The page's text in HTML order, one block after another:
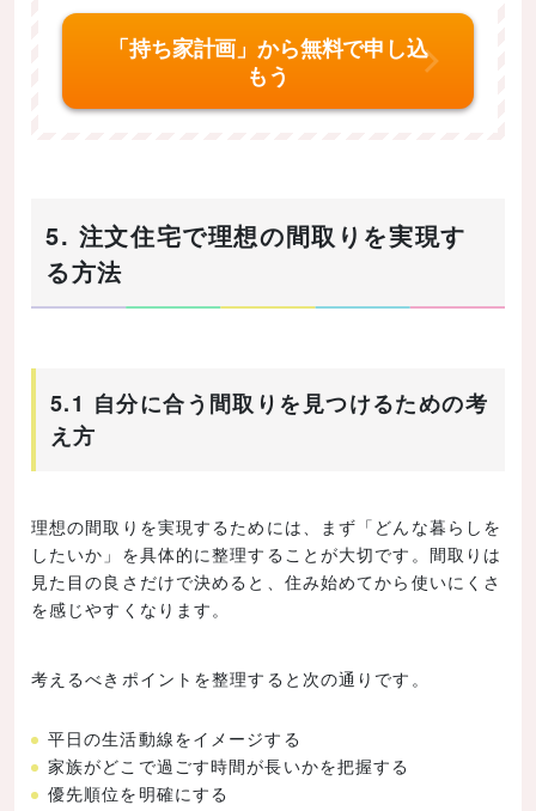
「持ち家計画」から無料で申し込
もう
5. 注文住宅で理想の間取りを実現す
る方法
5.1 自分に合う間取りを見つけるための考
え方
理想の間取りを実現するためには、まず「どんな暮らしを
したいか」を具体的に整理することが大切です。間取りは
見た目の良さだけで決めると、住み始めてから使いにくさ
を感じやすくなります。
考えるべきポイントを整理すると次の通りです。
平日の生活動線をイメージする
家族がどこで過ごす時間が長いかを把握する
優先順位を明確にする